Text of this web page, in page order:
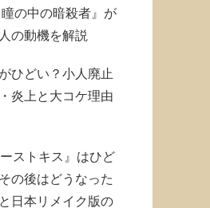
瞳の中の暗殺者』が
の動機を解説
ひどい？小人廃止
炎上と大コケ理由
ストキス』はひど
の後はどうなった
日本リメイク版の